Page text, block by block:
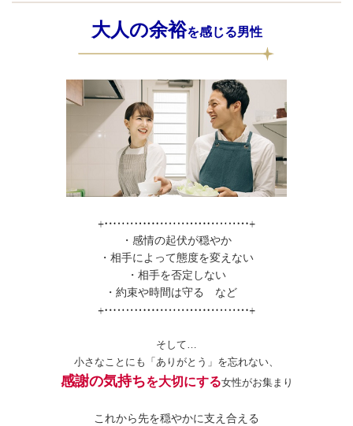
大人の余裕を感じる男性
・感情の起伏が穏やか
・相手によって態度を変えない
・相手を否定しない
・約束や時間は守る など
そして…
小さなことにも「ありがとう」を忘れない、
感謝の気持ちを大切にする女性がお集まり
これから先を穏やかに支え合える